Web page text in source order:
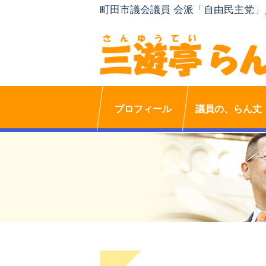
町田市議会議員 会派「自由民主党
プロフィール 議員の、らん丈